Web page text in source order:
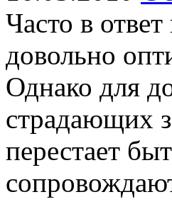
Часто в
довольно
Однако для
страдающих
перестает